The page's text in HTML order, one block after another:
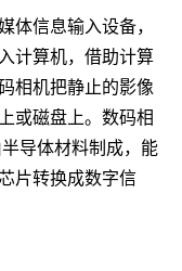
体信息输入设备，
计算机，借助计算
相机把静止的影像
或磁盘上。数码相
导体材料制成，能
片转换成数字信